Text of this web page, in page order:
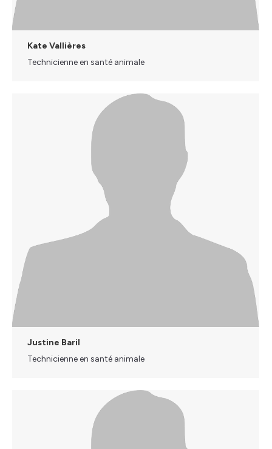
Kate Vallières
Technicienne en santé animale
Justine Baril
Technicienne en santé animale